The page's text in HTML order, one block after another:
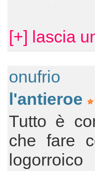
[+] lascia
onufrio
l'antieroe
Tutto è
che fare